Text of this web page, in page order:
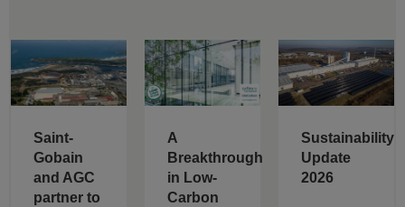
Saint-
Gobain
and AGC
partner to
A
Breakthrough
in Low-
Carbon
Sustainability
Update
2026